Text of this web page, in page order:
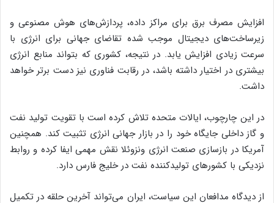
افزایش مصرف برق برای مراکز داده، پردازش‌های هوش مصنوعی و
زیرساخت‌های دیجیتال موجب شده تقاضای جهانی برای انرژی با
سرعت زیادی افزایش یابد. در نتیجه، کشوری که بتواند منابع انرژی
بیشتری در اختیار داشته باشد، در رقابت فناوری نیز دست برتر خواهد
داشت.
در این چارچوب، ایالات متحده تلاش کرده است با تقویت تولید نفت
و گاز داخلی جایگاه خود را در بازار جهانی انرژی تثبیت کند. همچنین
آمریکا در بازسازی صنعت انرژی ونزوئلا نقش مهمی ایفا کرده و روابط
نزدیکی با کشورهای تولیدکننده نفت در خلیج فارس دارد.
از دیدگاه مدافعان این سیاست، ایران می‌تواند آخرین حلقه در تکمیل